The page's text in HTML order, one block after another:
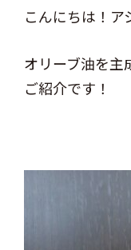
こんにちは！ア
オリーブ油を主
ご紹介です！